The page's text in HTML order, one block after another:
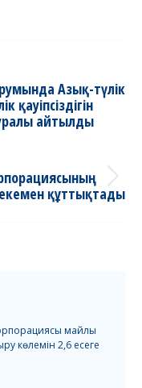
Азық-түлік
қауіпсіздігін
айтылды
құттықтады
майлы
көлемін 2,6 есеге